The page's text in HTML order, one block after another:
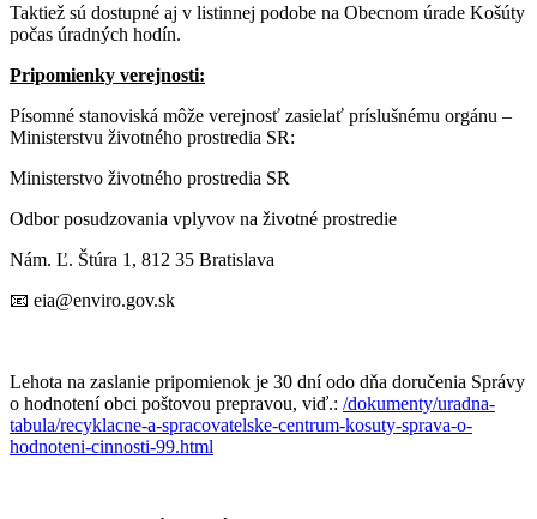
Taktiež sú dostupné aj v listinnej podobe na Obecnom úrade Košúty
počas úradných hodín.
Pripomienky verejnosti:
Písomné stanoviská môže verejnosť zasielať príslušnému orgánu –
Ministerstvu životného prostredia SR:
Ministerstvo životného prostredia SR
Odbor posudzovania vplyvov na životné prostredie
Nám. Ľ. Štúra 1, 812 35 Bratislava
📧 eia@enviro.gov.sk
Lehota na zaslanie pripomienok je 30 dní odo dňa doručenia Správy
o hodnotení obci poštovou prepravou, viď.: /dokumenty/uradna-
tabula/recyklacne-a-spracovatelske-centrum-kosuty-sprava-o-
hodnoteni-cinnosti-99.html